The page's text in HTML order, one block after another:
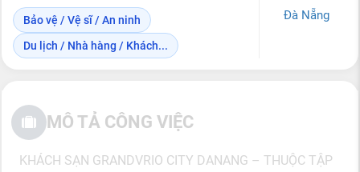
Bảo vệ / Vệ sĩ / An ninh
Du lịch / Nhà hàng / Khách...
Đà Nẵng
MÔ TẢ CÔNG VIỆC
KHÁCH SẠN GRANDVRIO CITY DANANG – THUỘC TẬP